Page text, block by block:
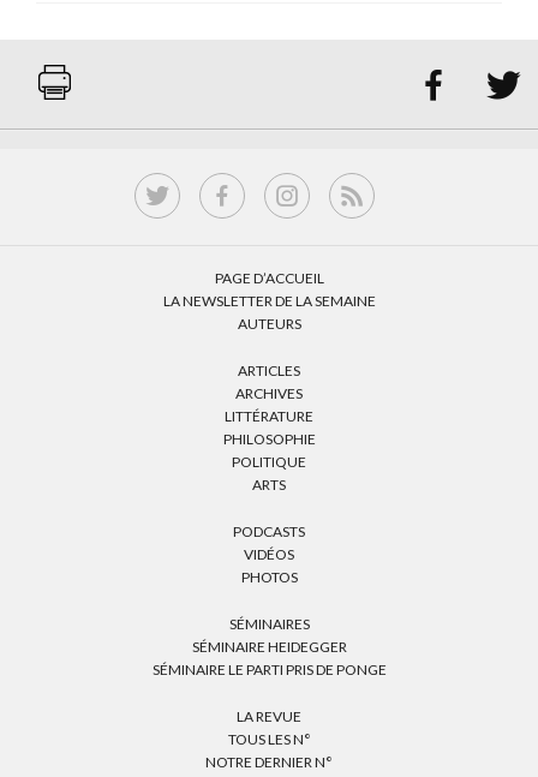
 
PAGE D’ACCUEIL
LA NEWSLETTER DE LA SEMAINE
AUTEURS
ARTICLES
ARCHIVES
LITTÉRATURE
PHILOSOPHIE
POLITIQUE
ARTS
PODCASTS
VIDÉOS
PHOTOS
SÉMINAIRES
SÉMINAIRE HEIDEGGER
SÉMINAIRE LE PARTI PRIS DE PONGE
LA REVUE
TOUS LES N°
NOTRE DERNIER N°